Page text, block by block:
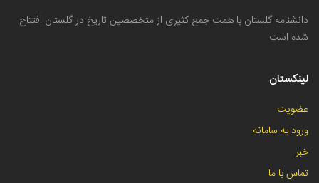
دانشنامه گلستان با همت جمع کثیری از متخصصین تاریخ در گلستان افتتاح
شده است
لینکستان
عضویت
ورود به سامانه
خبر
تماس با ما